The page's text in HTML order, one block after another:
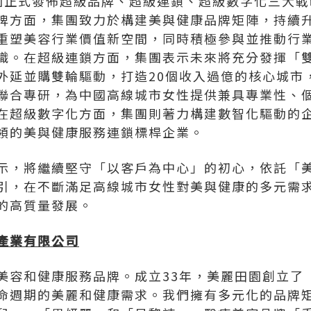
方面，集團致力於構建美與健康品牌矩陣，持續
塑美容行業價值新空間，同時積極參與並推動行
。在超級連鎖方面，集團表示未來將充分發揮「
延並購雙輪驅動，打造20個收入過億的核心城市
合專研，為中國高線城市女性提供兼具專業性、
超級數字化方面，集團則著力構建數智化驅動的
的美與健康服務連鎖標桿企業。
，將繼續堅守「以客戶為中心」的初心，依託「
，在不斷滿足高線城市女性對美與健康的多元需
高質量發展。
業有限公司
容和健康服務品牌。成立33年，美麗田園創立
週期的美麗和健康需求。我們擁有多元化的品牌